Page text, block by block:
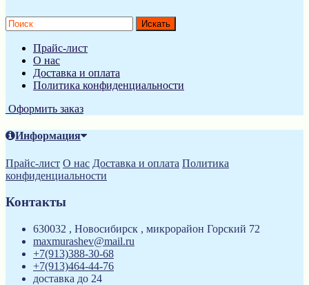
Прайс-лист
О нас
Доставка и оплата
Политика конфиденциальности
Оформить заказ
Информация
Прайс-лист О нас Доставка и оплата Политика
конфиденциальности
Контакты
630032 , Новосибирск , микрорайон Горский 72
maxmurashev@mail.ru
+7(913)388-30-68
+7(913)464-44-76
доставка до 24